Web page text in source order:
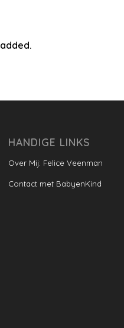
HANDIGE LINKS
Over Mij: Felice Veenman
Contact met BabyenKind